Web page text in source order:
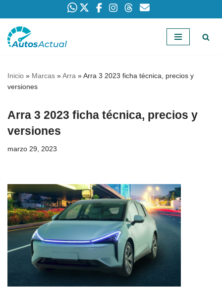
Saltar
Inicio » Marcas »Arra »Arra 3 2023 ficha técnica, precios y
versiones
Arra 3 2023 ficha técnica, precios y
versiones
marzo 29, 2023